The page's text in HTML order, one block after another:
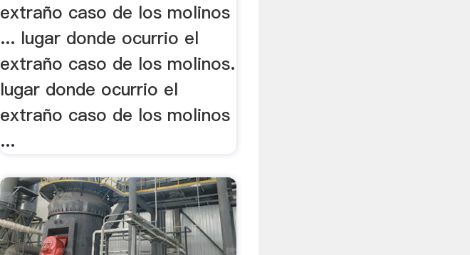
extraño caso de los molinos
... lugar donde ocurrio el
extraño caso de los molinos.
lugar donde ocurrio el
extraño caso de los molinos
...